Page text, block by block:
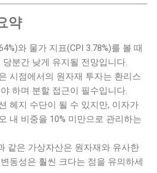
약
와 물가 지표(CPI 3.78%)를 볼 때
분간 낮게 유지될 전망입니다.
시점에서의 원자재 투자는 환리스
하며 분할 접근이 필수입니다.
헤지 수단이 될 수 있지만, 이자가
내 비중을 10% 미만으로 관리하는
같은 가상자산은 원자재와 유사한
동성은 훨씬 크다는 점을 유의하세